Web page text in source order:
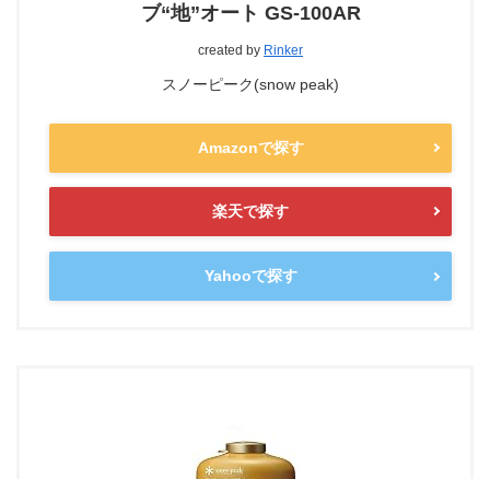
ブ“地”オート GS-100AR
created by Rinker
スノーピーク(snow peak)
Amazonで探す
楽天で探す
Yahooで探す